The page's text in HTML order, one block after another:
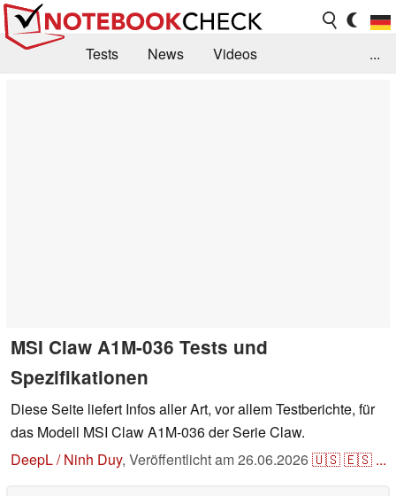
Tests News
Videos
...
MSI Claw A1M-036 Tests und
Spezifikationen
Diese Seite liefert Infos aller Art, vor allem Testberichte, für
das Modell MSI Claw A1M-036 der Serie Claw.
DeepL / Ninh Duy, Veröffentlicht am26.06.2026🇺🇸🇪🇸 ...